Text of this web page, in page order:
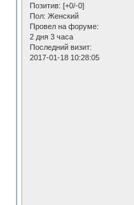
Позитив: [+0/-0]
Пол: Женский
Провел на форуме:
2 дня 3 часа
Последний визит:
2017-01-18 10:28:05